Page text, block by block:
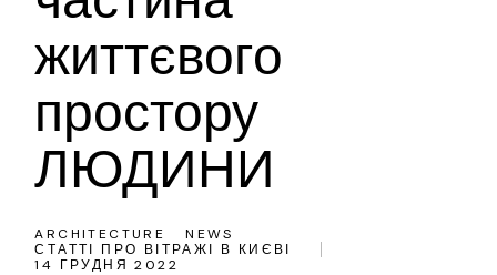
життєвого
простору
ЛЮДИНИ
ARCHITECTURE
NEWS
СТАТТІ ПРО ВІТРАЖІ В КИЄВІ
14 ГРУДНЯ 2022